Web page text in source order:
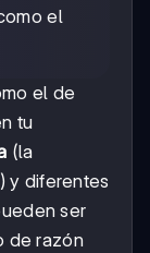
el
el de
tu
(la
y diferentes
ser
de razón